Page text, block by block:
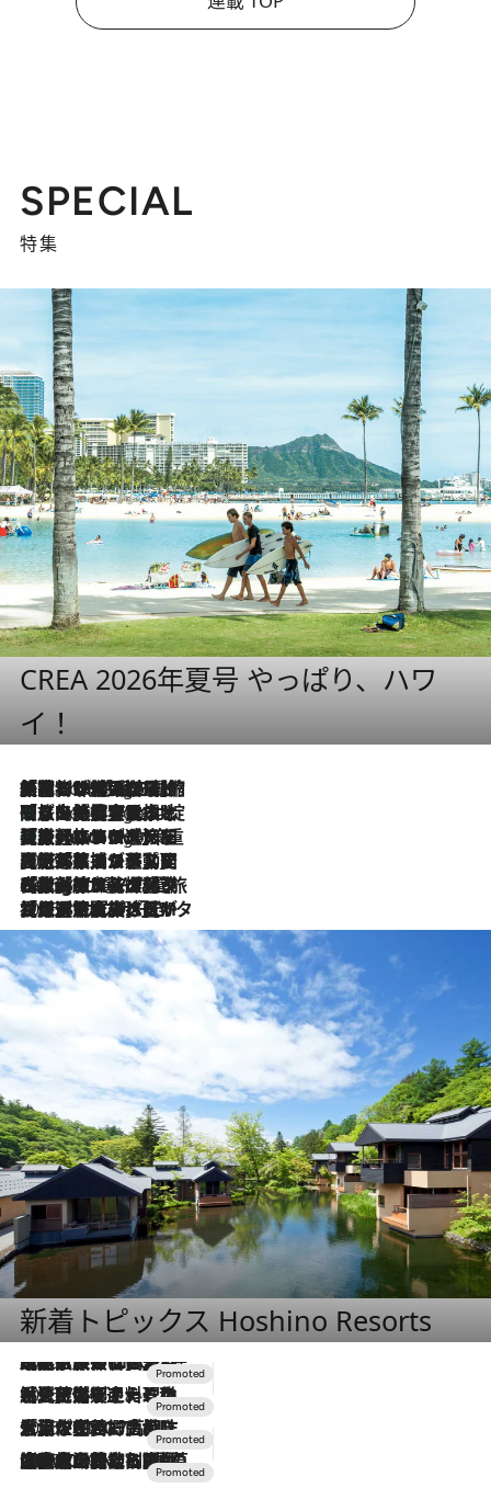
SPECIAL
特集
CREA 2026年夏号 やっぱり、ハワ
イ！
6 Hours Ago
「荷物が増えるほど旅ストレスは増す」美容ジャーナリストがたどり着いた最終結論。“化粧品を劇的に減らす”感動の凝縮美容とは
6 Hours Ago
「旅先には金髪ウィッグを持参」日本と同じメイクでは損してる!? 美容ジャーナリストが提案する“掟破りの旅美容”とは
6 Hours Ago
【厳選旅コスメ】「身軽さ＆UV対策重視！」ヘアアーティストshucoが選んだ夏旅ベストコスメを発表【Mサイズジップ】
2026.8.5
【厳選旅コスメ】国内をあちこち移動する河井菜摘が選んだ夏旅ベストコスメ発表！「リラックスアイテムはマスト」【Mサイズジップ】
2026.8.4
【厳選旅コスメ】「紫外線＆乾燥対策しながらメイク感も！」ヘア＆メイクGeorgeが選んだ夏旅ベストコスメを発表！【Mサイズジップ】
2026.8.3
【厳選旅コスメ】「保湿もタイパ重視！」“サウナ好き”タレント清水みさとが愛用する夏旅ベストコスメを発表！【Mサイズジップ】
新着トピックス Hoshino Resorts
2026.7.31
【ホテル帰省】という選択肢をOMOが提案。家族とほどよい距離を保つには「昼は実家、夜は気兼ねなくホテルで！」
2026.7.24
【夏限定ディナーコース】旬を迎える稚鮎や花ズッキーニなどをイタリア・トスカーナの郷土料理の手法で満喫！
2026.7.17
「土佐和ハーブかき氷」がOMO7高知に登場！生姜、山椒、大葉など目にも舌にも涼を呼ぶ郷土の味
2026.7.10
NEW OPEN！【界 草津】名湯の地に誕生。趣の異なる2種の温泉と上州ならではの会席・蕎麦割烹など美食を味わう究極の癒やし旅